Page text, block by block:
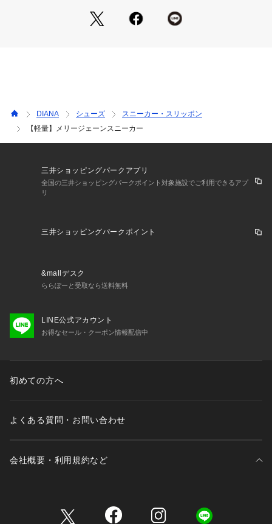
になりますので歩行の際はご注意ください。※商品画像は照明
や光の当たり具合、パソコン・スマートフォンなどの閲覧環境
DIANA シューズ
スニーカー・スリッポン
【軽量】メリージェーンスニーカー
三井ショッピングパークアプリ
全国の三井ショッピングパークポイント対象施設でご利用できるアプ
リ
三井ショッピングパークポイント
&mallデスク
ららぽーと受取なら送料無料
LINE公式アカウント
お得なセール・クーポン情報配信中
初めての方へ
よくある質問・お問い合わせ
会社概要・利用規約など